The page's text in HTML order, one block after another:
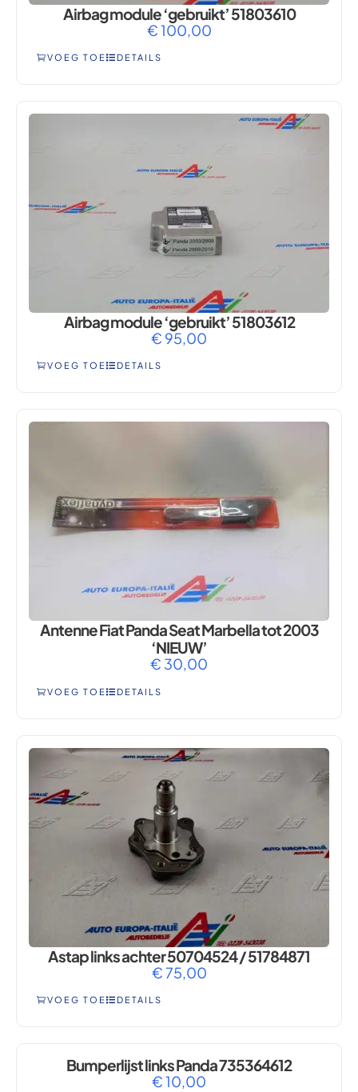
Airbag module ‘gebruikt’ 51803610
€100,00
VOEG TOE DETAILS
Airbag module ‘gebruikt’ 51803612
€ 95,00
VOEG TOE DETAILS
Antenne Fiat Panda Seat Marbella tot 2003
‘NIEUW’
€ 30,00
VOEG TOE DETAILS
Astap links achter 50704524 / 51784871
€75,00
VOEG TOE DETAILS
Bumperlijst links Panda 735364612
€10,00